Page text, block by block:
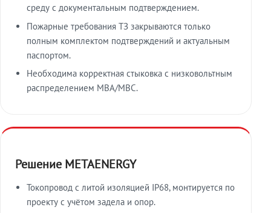
среду с документальным подтверждением.
Пожарные требования ТЗ закрываются только
полным комплектом подтверждений и актуальным
паспортом.
Необходима корректная стыковка с низковольтным
распределением МВА/МВС.
Решение METAENERGY
Токопровод с литой изоляцией IP68, монтируется по
проекту с учётом задела и опор.